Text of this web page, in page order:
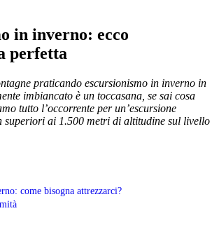
in inverno: ecco
perfetta
praticando escursionismo in inverno in
imbiancato è un toccasana, se sai cosa
tutto l’occorrente per un’escursione
superiori ai 1.500 metri di altitudine sul livello
come bisogna attrezzarci?